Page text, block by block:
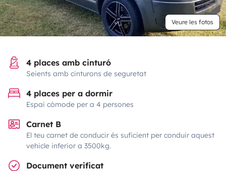
Veure les fotos
4 places amb cinturó
Seients amb cinturons de seguretat
4 places per a dormir
Espai còmode per a 4 persones
Carnet B
El teu carnet de conducir és suficient per conduir aquest
vehicle inferior a 3500kg.
Document verificat